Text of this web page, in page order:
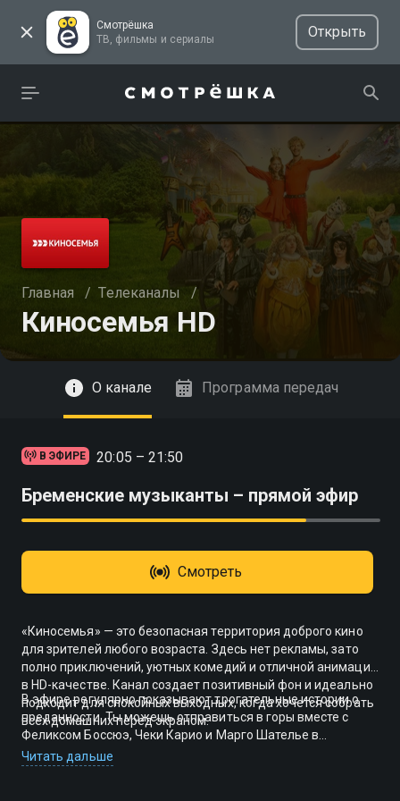
Смотрёшка
ТВ, фильмы и сериалы
Открыть
Главная / Телеканалы /
Киносемья HD
О канале Программа передач
В ЭФИРЕ 20:05 – 21:50
Бременские музыканты – прямой эфир
Смотреть
«Киносемья» — это безопасная территория доброго кино
для зрителей любого возраста. Здесь нет рекламы, зато
полно приключений, уютных комедий и отличной анимации
в HD-качестве. Канал создает позитивный фон и идеально
подходит для спокойных выходных, когда хочется собрать
всех домашних перед экраном.
В эфире регулярно показывают трогательные истории о
преданности. Ты можешь отправиться в горы вместе с
Феликсом Боссюэ, Чеки Карио и Марго Шателье в
приключенческой картине «Белль и Себастьян». Или
посмотреть знаменитую ленту «Лесси. Возвращение
Читать дальше